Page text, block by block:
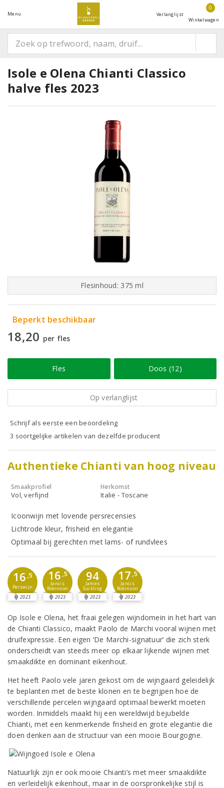
Menu Verlanglijst
0
Winkelwagen
Isole e Olena Chianti Classico
halve fles 2023
Flesinhoud: 375 ml
Beperkt beschikbaar
18,20 per fles
Fles Doos (12)
Op verlanglijst
Schrijf als eerste een beoordeling
3 soortgelijke artikelen van dezelfde producent
Authentieke Chianti van hoog niveau
Smaakprofiel
Vol, verfijnd
Herkomst
Italië - Toscane
Icoonwijn met lovende persrecensies
Lichtrode kleur, frisheid en elegantie
Optimaal bij gerechten met lams- of rundvlees
16 ,5
Perswijn
2023
16 ,5
Jancis
Robinson
2023
94
James
Suckling
2023
17 ,5
Jancis
Robinson
2023
Op Isole e Olena, het fraai gelegen wijndomein in het hart van
de Chianti Classico, maakt Paolo de Marchi vooral wijnen met
druifexpressie. Een eigen ‘De Marchi-signatuur’ die zich sterk
onderscheidt van steeds meer op elkaar lijkende wijnen met
smaakdikte en dominant eikenhout.
Het heeft Paolo vele jaren gekost om de wijngaard geleidelijk
te beplanten met de beste klonen en te begrijpen hoe de
verschillende percelen wijngaard optimaal bewerkt moeten
worden. Inmiddels maakt hij een wereldwijd bejubelde
Chianti, met een kenmerkende frisheid en grote elegantie die
doen denken aan de structuur van een mooie Bourgogne.
Natuurlijk zijn er ook mooie Chianti’s met meer smaakdikte
en verleidelijk eikenhout, maar in de oorspronkelijke stijl is